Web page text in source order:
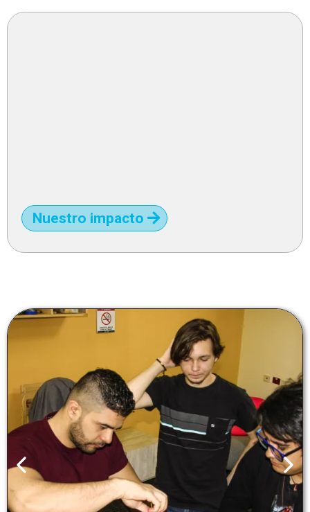
Nuestro impacto